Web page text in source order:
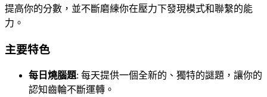
提高你的分數，並不斷磨練你在壓力下發現模式和聯繫的能
力。
主要特色
每日燒腦題: 每天提供一個全新的、獨特的謎題，讓你的
認知齒輪不斷運轉。